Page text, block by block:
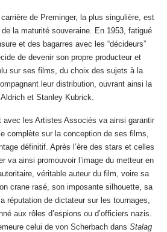
de Preminger, la plus singulière, est
de la maturité souveraine. En 1953, fatigué
et des bagarres avec les “décideurs”
de devenir son propre producteur et
sur ses films, du choix des sujets à la
leur distribution, ouvrant ainsi la
et Stanley Kubrick.
avec les Artistes Associés va ainsi garantir
complète sur la conception de ses films,
définitif. Après l’ère des stars et celles
va ainsi promouvoir l’image du metteur en
véritable auteur du film, voire sa
crane rasé, son imposante silhouette, sa
réputation de dictateur sur les tournages,
aux rôles d’espions ou d’officiers nazis.
celui de von Scherbach dans Stalag